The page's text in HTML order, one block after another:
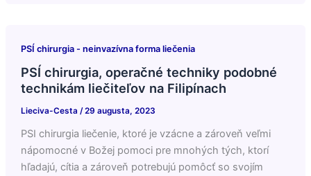
PSÍ chirurgia - neinvazívna forma liečenia
PSÍ chirurgia, operačné techniky podobné
technikám liečiteľov na Filipínach
Lieciva-Cesta /29 augusta, 2023
PSI chirurgia liečenie, ktoré je vzácne a zároveň veľmi
nápomocné v Božej pomoci pre mnohých tých, ktorí
hľadajú, cítia a zároveň potrebujú pomôcť so svojím